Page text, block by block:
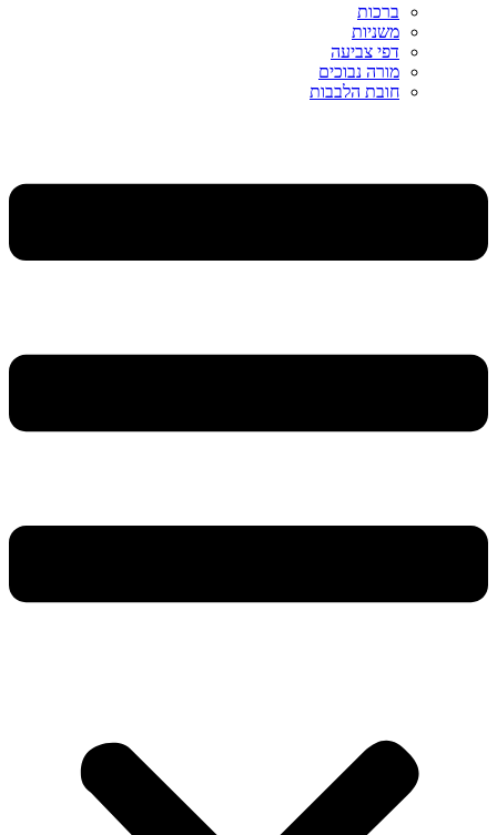
ברכות
משניות
דפי צביעה
מורה נבוכים
חובת הלבבות